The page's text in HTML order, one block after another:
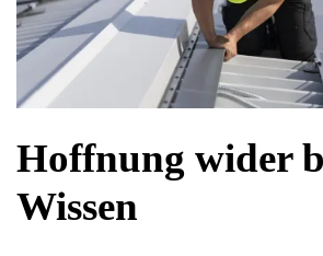
Hoffnung wider
Wissen